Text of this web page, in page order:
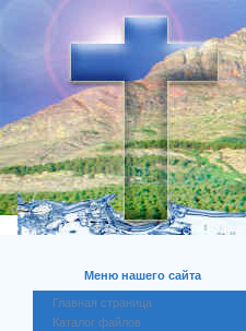
Меню нашего сайта
Главная страница
Каталог файлов